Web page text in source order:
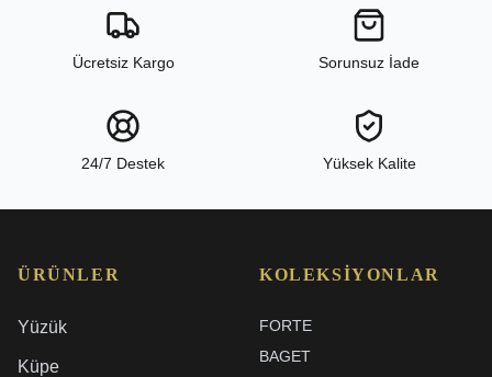
Ücretsiz Kargo Sorunsuz İade
24/7 Destek Yüksek Kalite
ÜRÜNLER
Yüzük
Küpe
KOLEKSIYONLAR
FORTE
BAGET